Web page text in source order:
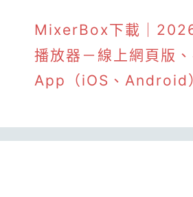
MixerBox下載｜
播放器－線上網頁版
App（iOS、Android